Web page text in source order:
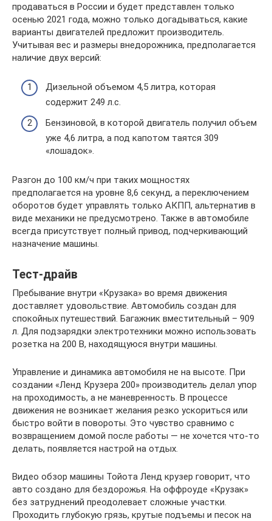
продаваться в России и будет представлен только
осенью 2021 года, можно только догадываться, какие
варианты двигателей предложит производитель.
Учитывая вес и размеры внедорожника, предполагается
наличие двух версий:
Дизельной объемом 4,5 литра, которая
содержит 249 л.с.
Бензиновой, в которой двигатель получил объем
уже 4,6 литра, а под капотом таятся 309
«лошадок».
Разгон до 100 км/ч при таких мощностях
предполагается на уровне 8,6 секунд, а переключением
оборотов будет управлять только АКПП, альтернатив в
виде механики не предусмотрено. Также в автомобиле
всегда присутствует полный привод, подчеркивающий
назначение машины.
Тест-драйв
Пребывание внутри «Крузака» во время движения
доставляет удовольствие. Автомобиль создан для
спокойных путешествий. Багажник вместительный – 909
л. Для подзарядки электротехники можно использовать
розетка на 200 В, находящуюся внутри машины.
Управление и динамика автомобиля не на высоте. При
создании «Ленд Крузера 200» производитель делал упор
на проходимость, а не маневренность. В процессе
движения не возникает желания резко ускориться или
быстро войти в повороты. Это чувство сравнимо с
возвращением домой после работы — не хочется что-то
делать, появляется настрой на отдых.
Видео обзор машины Тойота Ленд крузер говорит, что
авто создано для бездорожья. На оффроуде «Крузак»
без затруднений преодолевает сложные участки.
Проходить глубокую грязь, крутые подъемы и песок на